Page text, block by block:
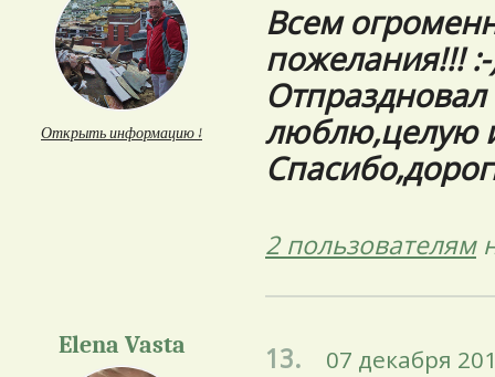
Открыть информацию ↓
Всем
пожелания!!! :-
Отпраздновал
люблю,целую
2 пользователям
Elena Vasta 13. 07 декабря